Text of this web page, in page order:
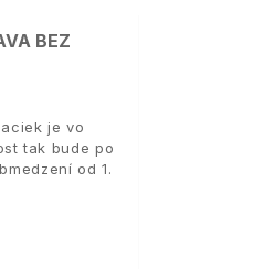
BEZ
je vo
tak bude po
od 1.